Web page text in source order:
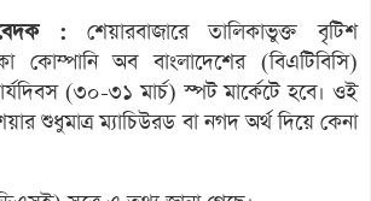
: শেয়ারবাজারে তালিকাভুক্ত বৃটিশ
কোম্পানি অব বাংলাদেশের (বিএটিবিসি)
(৩০-৩১ মার্চ) স্পট মার্কেটে হবে। ওই
শুধুমাত্র ম্যাচিউরড বা নগদ অর্থ দিয়ে কেনা